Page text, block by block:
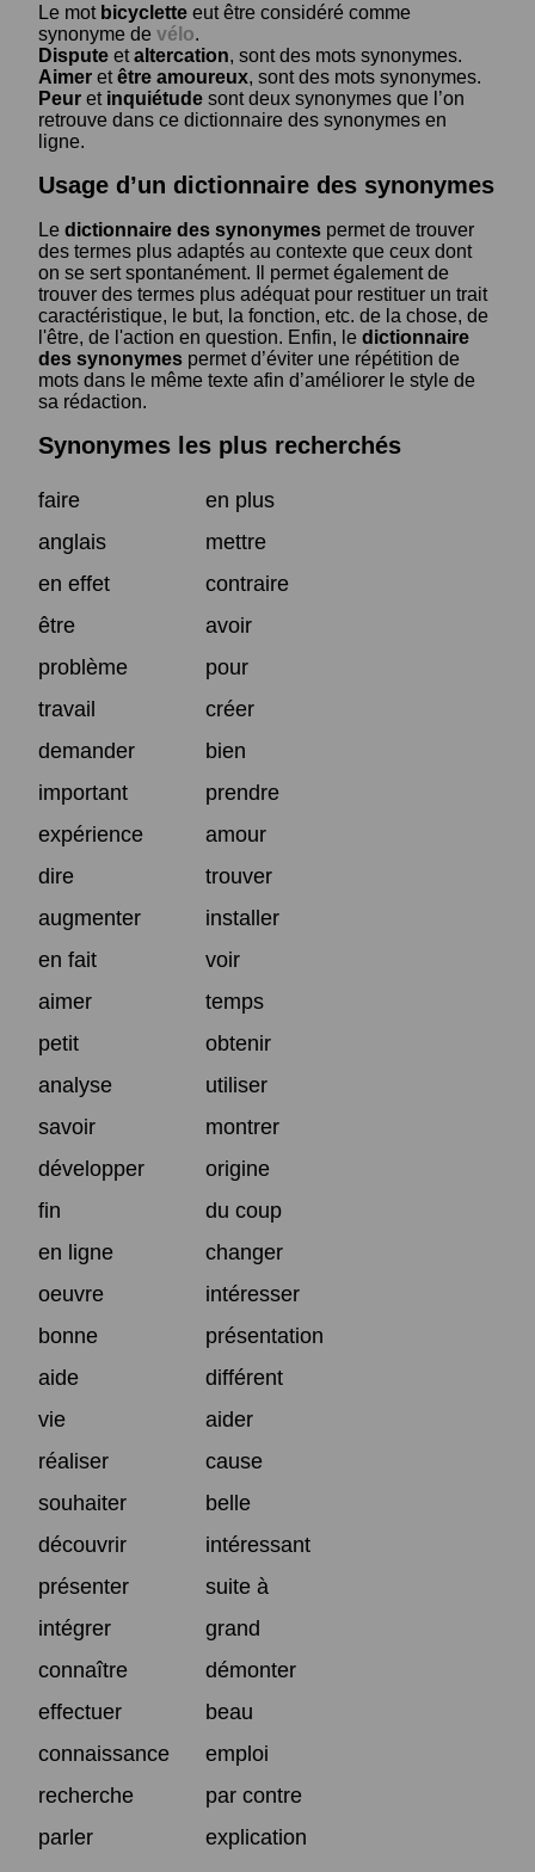
Le mot bicyclette eut être considéré comme
synonyme de vélo.
Dispute etaltercation, sont des mots synonymes.
Aimer etêtre amoureux, sont des mots synonymes.
Peur et inquiétude sont deux synonymes que l’on
retrouve dans ce dictionnaire des synonymes en
ligne.
Usage d’un dictionnaire des synonymes
Le dictionnaire des synonymes permet de trouver
des termes plus adaptés au contexte que ceux dont
on se sert spontanément. Il permet également de
trouver des termes plus adéquat pour restituer un trait
caractéristique, le but, la fonction, etc. de la chose, de
l'être, de l'action en question. Enfin, le dictionnaire
des synonymes permet d’éviter une répétition de
mots dans le même texte afin d’améliorer le style de
sa rédaction.
Synonymes les plus recherchés
faire
en plus
anglais
mettre
en effet
contraire
être
avoir
problème
pour
travail
créer
demander
bien
important
prendre
expérience
amour
dire
trouver
augmenter
installer
en fait
voir
aimer
temps
petit
obtenir
analyse
utiliser
savoir
montrer
développer
origine
fin
du coup
en ligne
changer
oeuvre
intéresser
bonne
présentation
aide
différent
vie
aider
réaliser
cause
souhaiter
belle
découvrir
intéressant
présenter
suite à
intégrer
grand
connaître
démonter
effectuer
beau
connaissance
emploi
recherche
par contre
parler
explication